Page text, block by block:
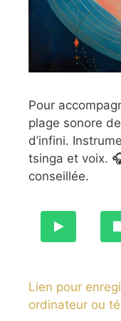
Pour
plage sonore
d’infini.
tsinga et voix.
conseillée.
Lien pour
ordinateur ou